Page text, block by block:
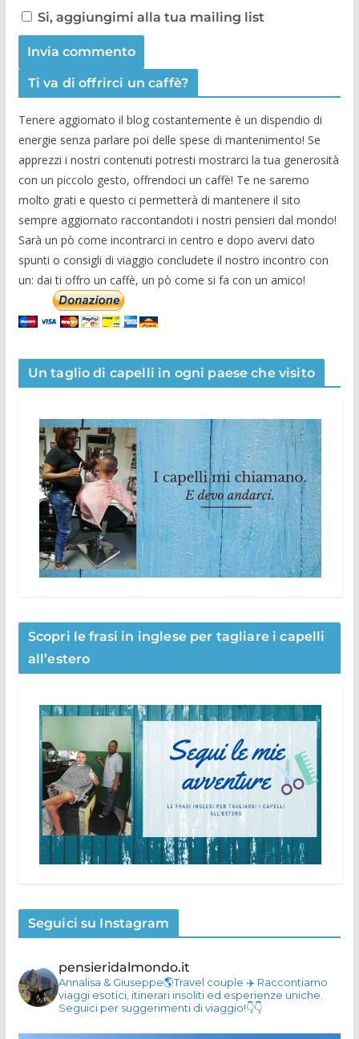
Si, aggiungimi alla tua mailing list
Ti va di offrirci un caffè?
Tenere aggiornato il blog costantemente è un dispendio di
energie senza parlare poi delle spese di mantenimento! Se
apprezzi i nostri contenuti potresti mostrarci la tua generosità
con un piccolo gesto, offrendoci un caffè! Te ne saremo
molto grati e questo ci permetterà di mantenere il sito
sempre aggiornato raccontandoti i nostri pensieri dal mondo!
Sarà un pò come incontrarci in centro e dopo avervi dato
spunti o consigli di viaggio concludete il nostro incontro con
un: dai ti offro un caffè, un pò come si fa con un amico!
Un taglio di capelli in ogni paese che visito
Scopri le frasi in inglese per tagliare i capelli
all’estero
Seguici su Instagram
pensieridalmondo.it
Annalisa & Giuseppe🌎Travel couple ✈️ Raccontiamo
viaggi esotici, itinerari insoliti ed esperienze uniche.
Seguici per suggerimenti di viaggio!👇👇